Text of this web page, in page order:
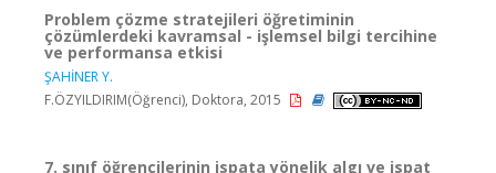
Problem çözme stratejileri öğretiminin
çözümlerdeki kavramsal - işlemsel bilgi tercihine
ve performansa etkisi
ŞAHİNER Y.
F.ÖZYILDIRIM(Öğrenci), Doktora, 2015
7. sınıf öğrencilerinin ispata yönelik algı ve ispat